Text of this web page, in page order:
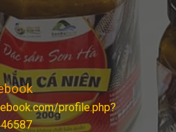
profile.php?